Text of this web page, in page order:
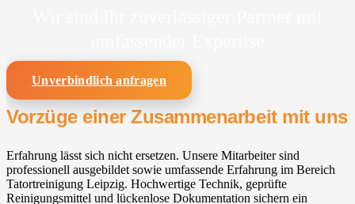
Unverbindlich anfragen
Vorzüge einer Zusammenarbeit mit uns
Erfahrung lässt sich nicht ersetzen. Unsere Mitarbeiter sind
professionell ausgebildet sowie umfassende Erfahrung im Bereich
Tatortreinigung Leipzig. Hochwertige Technik, geprüfte
Reinigungsmittel und lückenlose Dokumentation sichern ein